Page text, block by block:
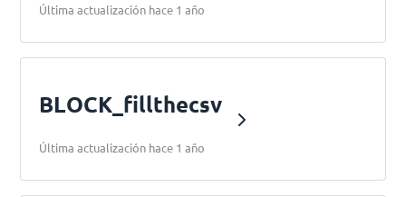
Última actualización hace 1 año
BLOCK_fillthecsv
Última actualización hace 1 año